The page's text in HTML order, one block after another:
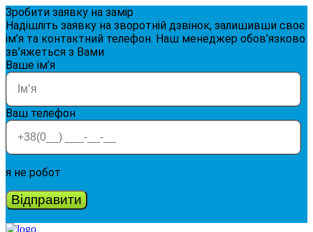
Зробити заявку на замір
Надішліть заявку на зворотній дзвінок, залишивши своє
ім’я та контактний телефон. Наш менеджер обов’язково
зв’яжеться з Вами
Ваше ім’я
Ваш телефон
я не робот
Відправити